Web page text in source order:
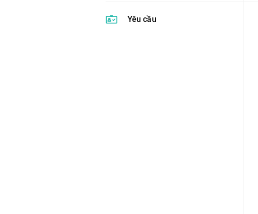
Yêu cầu